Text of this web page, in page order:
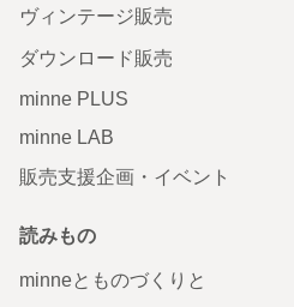
ヴィンテージ販売
ダウンロード販売
minne PLUS
minne LAB
販売支援企画・イベント
読みもの
minneとものづくりと